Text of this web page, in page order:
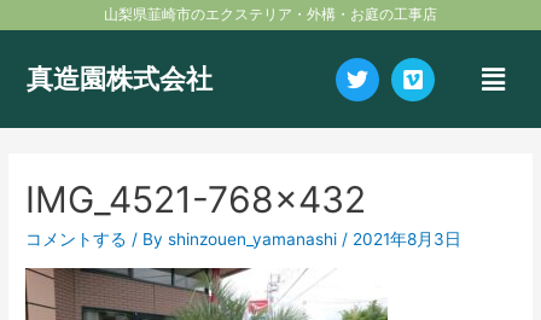
容
山梨県韮崎市のエクステリア・外構・お庭の工事店
真造園株式会社 TwitterVimeo
メ
ニ
ュ
IMG_4521-768×432
コメントする / Byshinzouen_yamanashi/ 2021年8月3日
稿
ナ
ビ
ョ
ン